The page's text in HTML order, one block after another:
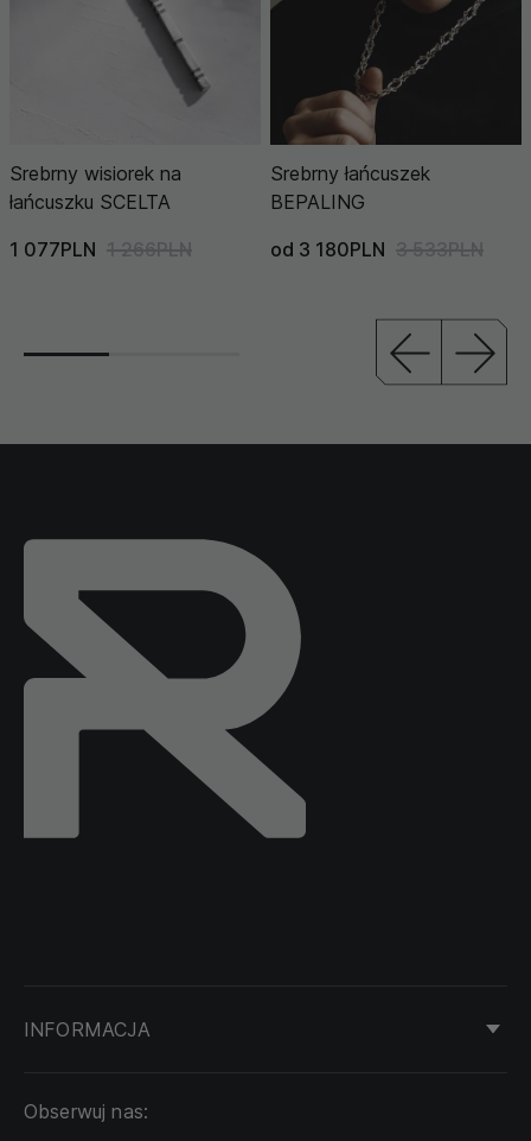
Srebrny wisiorek na
łańcuszku SCELTA
1 077PLN 1 266PLN
Srebrny łańcuszek
BEPALING
od 3 180PLN 3 533PLN
INFORMACJA
DOSTAWA I PŁATNOŚĆ
Obserwuj nas: